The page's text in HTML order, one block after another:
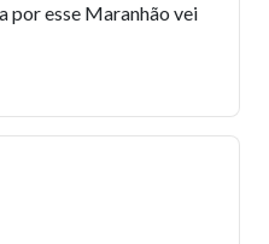
por esse Maranhão vei